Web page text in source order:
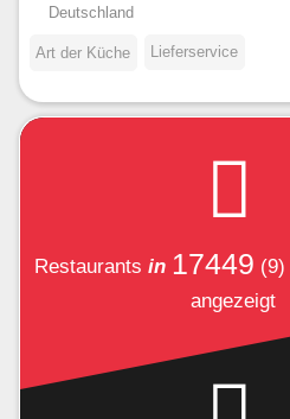
Deutschland
Art der Küche Lieferservice
Restaurants in 17449 (9)
angezeigt